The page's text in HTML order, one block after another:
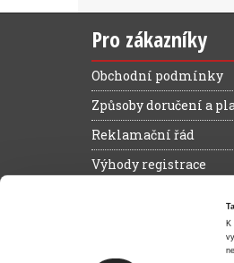
Pro zákazníky
Obchodní podmínky
Způsoby doručení a
Reklamační řád
Výhody registrace
Magazín zelená